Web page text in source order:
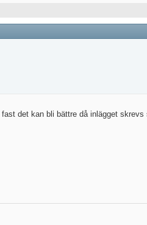
det kan bli bättre då inlägget